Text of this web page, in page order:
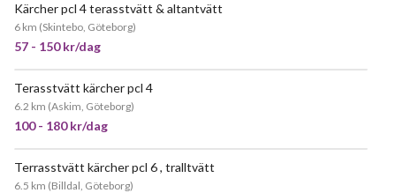
Kärcher pcl 4 terasstvätt & altantvätt
6 km (Skintebo, Göteborg)
57 - 150 kr/dag
Terasstvätt kärcher pcl 4
6.2 km (Askim, Göteborg)
100 - 180 kr/dag
Terrasstvätt kärcher pcl 6 , tralltvätt
6.5 km (Billdal, Göteborg)